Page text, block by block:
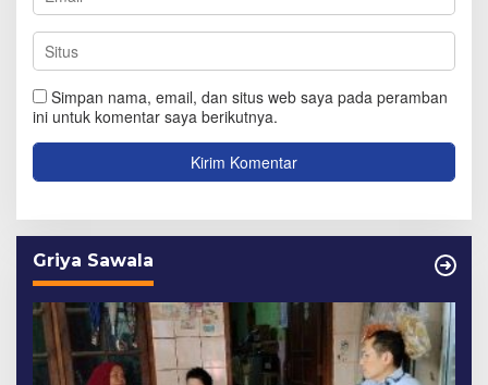
Simpan nama, email, dan situs web saya pada peramban
ini untuk komentar saya berikutnya.
Griya Sawala